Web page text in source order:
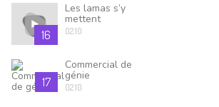
16
Les lamas s’y
mettent
02.10
17
Commercial de
génie
02.10